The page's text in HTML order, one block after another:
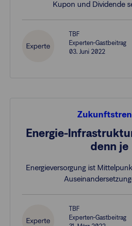
Kupon und Dividende
TBF
Experten-Gastbeitrag
03. Juni 2022
Energie-
denn je
Energieversorgung ist
TBF
Experten-Gastbeitrag